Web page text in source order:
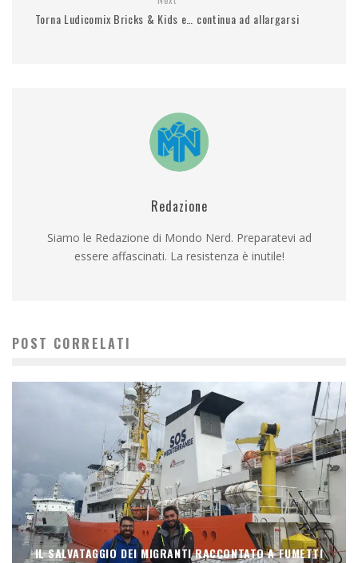
Torna Ludicomix Bricks & Kids e… continua ad allargarsi
Redazione
Siamo le Redazione di Mondo Nerd. Preparatevi ad
essere affascinati. La resistenza è inutile!
POST CORRELATI
IL SALVATAGGIO DEI MIGRANTI RACCONTATO A FUMETTI